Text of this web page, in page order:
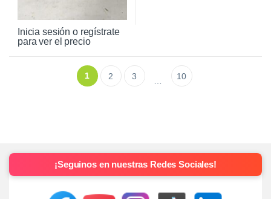
Inicia sesión o regístrate
para ver el precio
1 2 3 10
¡Seguinos en nuestras Redes Sociales!